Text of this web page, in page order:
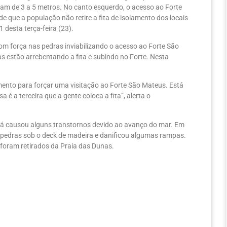
de 3 a 5 metros. No canto esquerdo, o acesso ao Forte
que a população não retire a fita de isolamento dos locais
desta terça-feira (23).
força nas pedras inviabilizando o acesso ao Forte São
estão arrebentando a fita e subindo no Forte. Nesta
para forçar uma visitação ao Forte São Mateus. Está
é a terceira que a gente coloca a fita”, alerta o
causou alguns transtornos devido ao avanço do mar. Em
sob o deck de madeira e danificou algumas rampas.
retirados da Praia das Dunas.